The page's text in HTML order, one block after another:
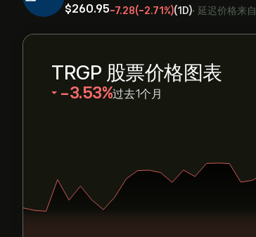
‎$‎260.95-7.28(-2.71%)(1D)• 延迟价格来自
TRGP 股票价格图表
‎-3.53‎ 过去1个月